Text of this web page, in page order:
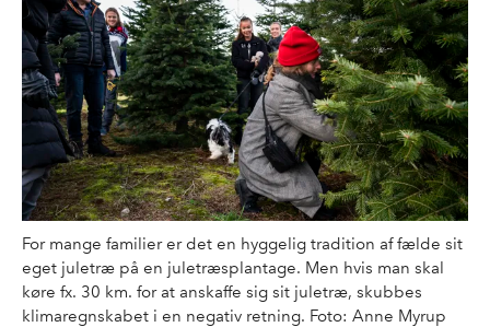
For mange familier er det en hyggelig tradition af fælde sit
eget juletræ på en juletræsplantage. Men hvis man skal
køre fx. 30 km. for at anskaffe sig sit juletræ, skubbes
klimaregnskabet i en negativ retning. Foto: Anne Myrup